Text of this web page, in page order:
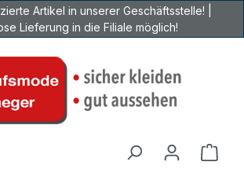
Artikel in unserer Geschäftsstelle! |
Lieferung in die Filiale möglich!